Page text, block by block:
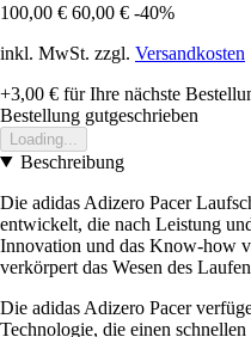
100,00 € 60,00 € -40%
inkl. MwSt. zzgl. Versandkosten
+3,00 € für Ihre nächste
Bestellung gutgeschrieben
Loading...
Beschreibung
Die adidas Adizero Pacer
entwickelt, die nach Leistung
Innovation und das Know-how
verkörpert das Wesen des
Die adidas Adizero Pacer
Technologie, die einen